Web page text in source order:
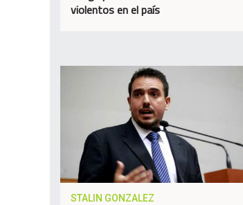
violentos en el país
STALIN GONZALEZ